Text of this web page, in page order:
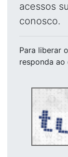
acessos
conosco.
Para liberar
responda